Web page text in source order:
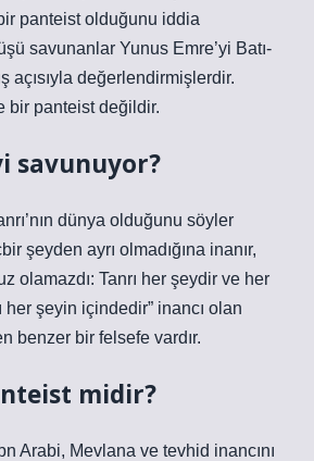
panteist olduğunu iddia
savunanlar Yunus Emre’yi Batı-
açısıyla değerlendirmişlerdir.
bir panteist değildir.
savunuyor?
dünya olduğunu söyler
şeyden ayrı olmadığına inanır,
olamazdı: Tanrı her şeydir ve her
her şeyin içindedir” inancı olan
benzer bir felsefe vardır.
midir?
Arabi, Mevlana ve tevhid inancını